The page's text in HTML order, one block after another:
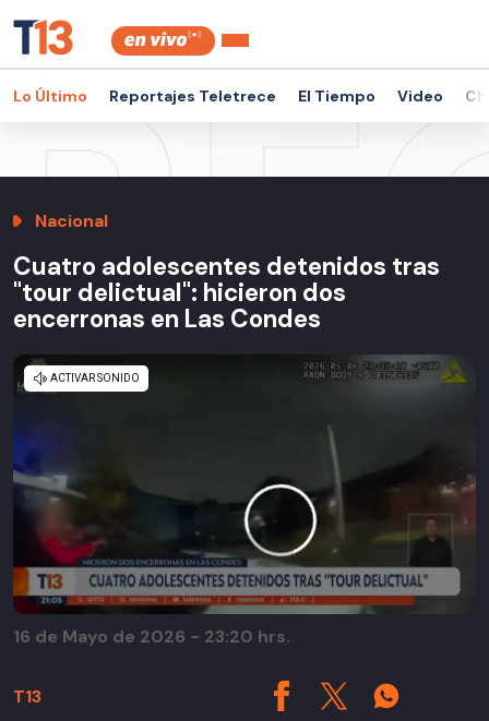
Lo Último Reportajes Teletrece El Tiempo Video
Nacional
Cuatro adolescentes detenidos tras
"tour delictual": hicieron dos
encerronas en Las Condes
T13
16 de Mayo de 2026 - 23:20 hrs.